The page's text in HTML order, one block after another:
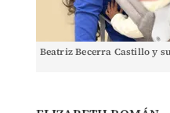
Beatriz Becerra Castillo y